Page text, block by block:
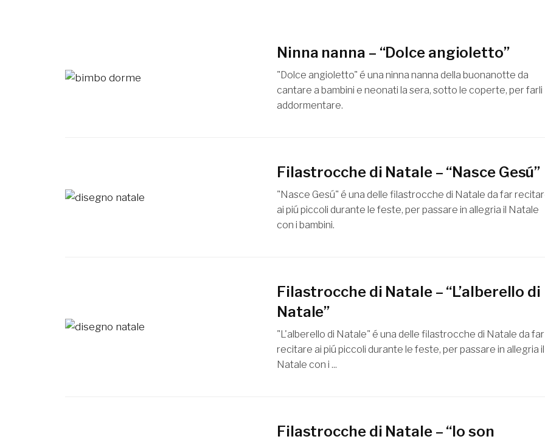
Ninna nanna – “Dolce angioletto”
"Dolce angioletto" é una ninna nanna della buonanotte da
cantare a bambini e neonati la sera, sotto le coperte, per farli
addormentare.
Filastrocche di Natale – “Nasce Gesú”
"Nasce Gesú" é una delle filastrocche di Natale da far
ai piú piccoli durante le feste, per passare in allegria il Natale
con i bambini.
Filastrocche di Natale – “L’alberello di
Natale”
"L'alberello di Natale" é una delle filastrocche di Natale da far
recitare ai piú piccoli durante le feste, per passare in allegria il
Natale con i ...
Filastrocche di Natale – “Io son